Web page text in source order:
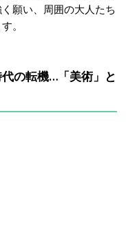
願い、周囲の大人たち
。
の転機…「美術」と